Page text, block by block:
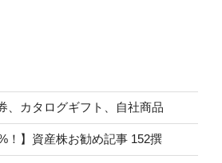
、カタログギフト、自社商品
！】資産株お勧め記事 152撰